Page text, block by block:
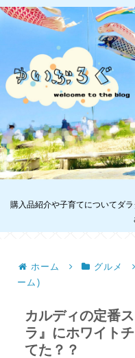
購入品紹介や子育てについてダ
ホーム グルメ
ーム)
カルディの定番
ラ』にホワイト
てた？？